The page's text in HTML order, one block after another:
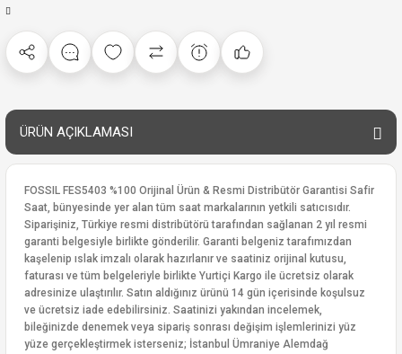
ÜRÜN AÇIKLAMASI
FOSSIL FES5403 %100 Orijinal Ürün & Resmi Distribütör Garantisi Safir
Saat, bünyesinde yer alan tüm saat markalarının yetkili satıcısıdır.
Siparişiniz, Türkiye resmi distribütörü tarafından sağlanan 2 yıl resmi
garanti belgesiyle birlikte gönderilir. Garanti belgeniz tarafımızdan
kaşelenip ıslak imzalı olarak hazırlanır ve saatiniz orijinal kutusu,
faturası ve tüm belgeleriyle birlikte Yurtiçi Kargo ile ücretsiz olarak
adresinize ulaştırılır. Satın aldığınız ürünü 14 gün içerisinde koşulsuz
ve ücretsiz iade edebilirsiniz. Saatinizi yakından incelemek,
bileğinizde denemek veya sipariş sonrası değişim işlemlerinizi yüz
yüze gerçekleştirmek isterseniz; İstanbul Ümraniye Alemdağ